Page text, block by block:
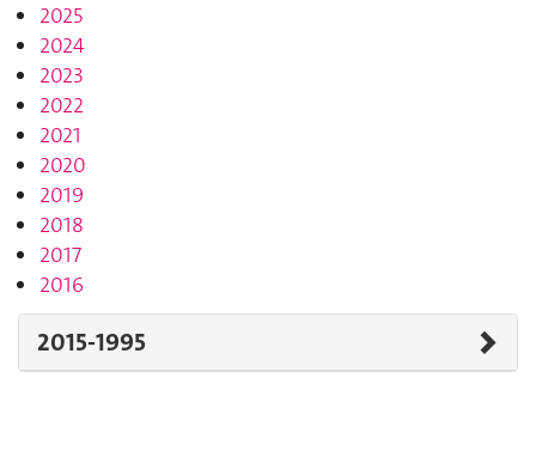
2025
2024
2023
2022
2021
2020
2019
2018
2017
2016
2015-1995